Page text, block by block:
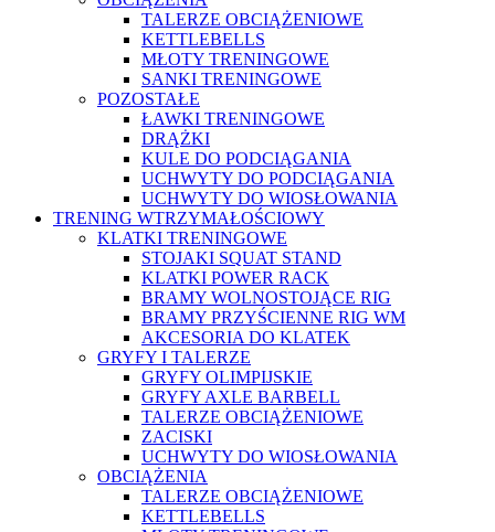
TALERZE OBCIĄŻENIOWE
KETTLEBELLS
MŁOTY TRENINGOWE
SANKI TRENINGOWE
POZOSTAŁE
ŁAWKI TRENINGOWE
DRĄŻKI
KULE DO PODCIĄGANIA
UCHWYTY DO PODCIĄGANIA
UCHWYTY DO WIOSŁOWANIA
TRENING WTRZYMAŁOŚCIOWY
KLATKI TRENINGOWE
STOJAKI SQUAT STAND
KLATKI POWER RACK
BRAMY WOLNOSTOJĄCE RIG
BRAMY PRZYŚCIENNE RIG WM
AKCESORIA DO KLATEK
GRYFY I TALERZE
GRYFY OLIMPIJSKIE
GRYFY AXLE BARBELL
TALERZE OBCIĄŻENIOWE
ZACISKI
UCHWYTY DO WIOSŁOWANIA
OBCIĄŻENIA
TALERZE OBCIĄŻENIOWE
KETTLEBELLS